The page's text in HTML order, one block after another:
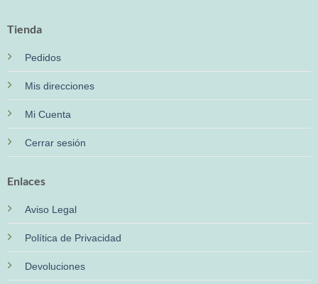
Tienda
Pedidos
Mis direcciones
Mi Cuenta
Cerrar sesión
Enlaces
Aviso Legal
Política de Privacidad
Devoluciones